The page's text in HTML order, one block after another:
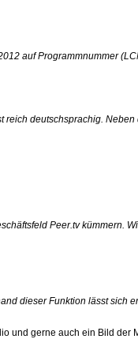
auf Programmnummer
deutschsprachig.
Peer.tv kümmern.
dieser Funktion lässt sich
und gerne auch ein Bild der